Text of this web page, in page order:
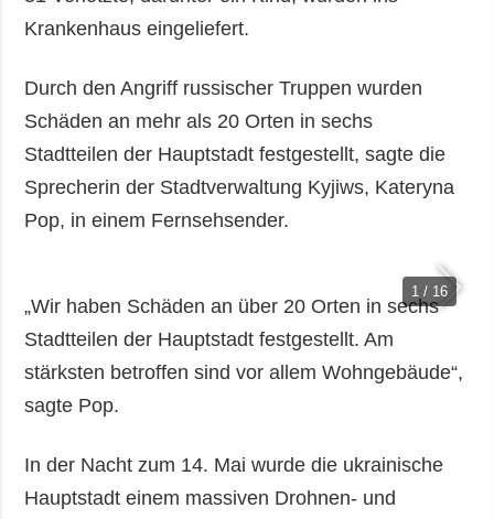
Krankenhaus eingeliefert.
Durch den Angriff russischer Truppen wurden
Schäden an mehr als 20 Orten in sechs
Stadtteilen der Hauptstadt festgestellt, sagte die
Sprecherin der Stadtverwaltung Kyjiws, Kateryna
Pop, in einem Fernsehsender.
1 / 16
„Wir haben Schäden an über 20 Orten in sechs
Stadtteilen der Hauptstadt festgestellt. Am
stärksten betroffen sind vor allem Wohngebäude“,
sagte Pop.
In der Nacht zum 14. Mai wurde die ukrainische
Hauptstadt einem massiven Drohnen- und